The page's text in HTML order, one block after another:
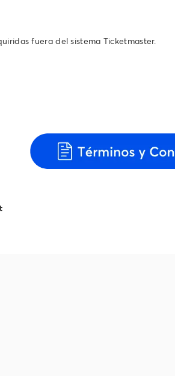
fuera del sistema Ticketmaster.